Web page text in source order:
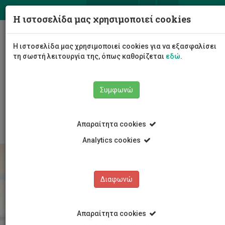
Διοίκηση
Διοικητικές Υπηρεσίες
Η ιστοσελίδα μας χρησιμοποιεί cookies
Η ιστοσελίδα μας χρησιμοποιεί cookies για να εξασφαλίσει
τη σωστή λειτουργία της, όπως καθορίζεται εδώ.
Συμφωνώ
Απαραίτητα cookies
Analytics cookies
Διαφωνώ
Απαραίτητα cookies